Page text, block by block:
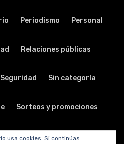
Periodismo Personal
Relaciones públicas
Seguridad Sin categoría
Sorteos y promociones
Tecnología
usa cookies. Si continúas